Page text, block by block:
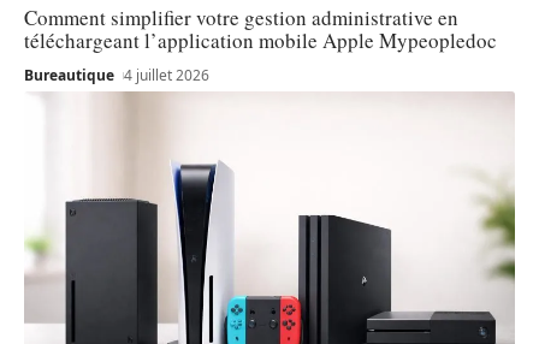
Comment simplifier votre gestion administrative en
téléchargeant l’application mobile Apple Mypeopledoc
Bureautique 4 juillet 2026